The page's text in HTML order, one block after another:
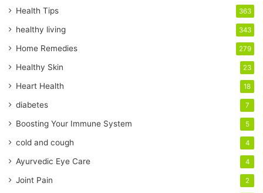
r
m
a
l
a
d
r
s
s
Health Tips 363
healthy living 343
Home Remedies 279
Healthy Skin 23
Heart Health 18
diabetes 7
Boosting Your Immune System 5
cold and cough 4
Ayurvedic Eye Care 4
Joint Pain 2